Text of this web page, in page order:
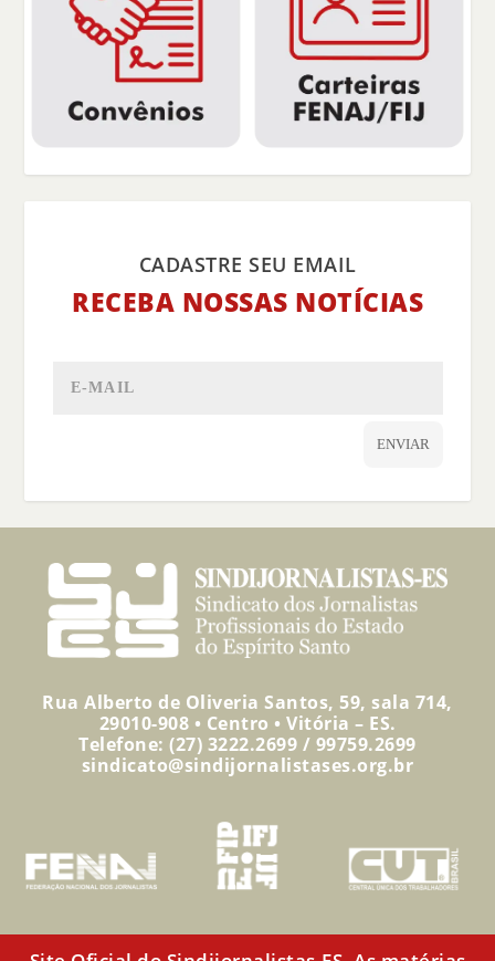
CADASTRE SEU EMAIL
RECEBA NOSSAS NOTÍCIAS
ENVIAR
Rua Alberto de Oliveria Santos, 59, sala 714,
29010-908 • Centro • Vitória – ES.
Telefone: (27) 3222.2699 / 99759.2699
sindicato@sindijornalistases.org.br